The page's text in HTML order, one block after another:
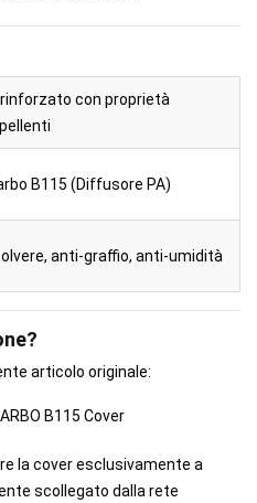
rinforzato con proprietà
B115 (Diffusore PA)
anti-graffio, anti-umidità
articolo originale:
B115 Cover
la cover esclusivamente a
scollegato dalla rete